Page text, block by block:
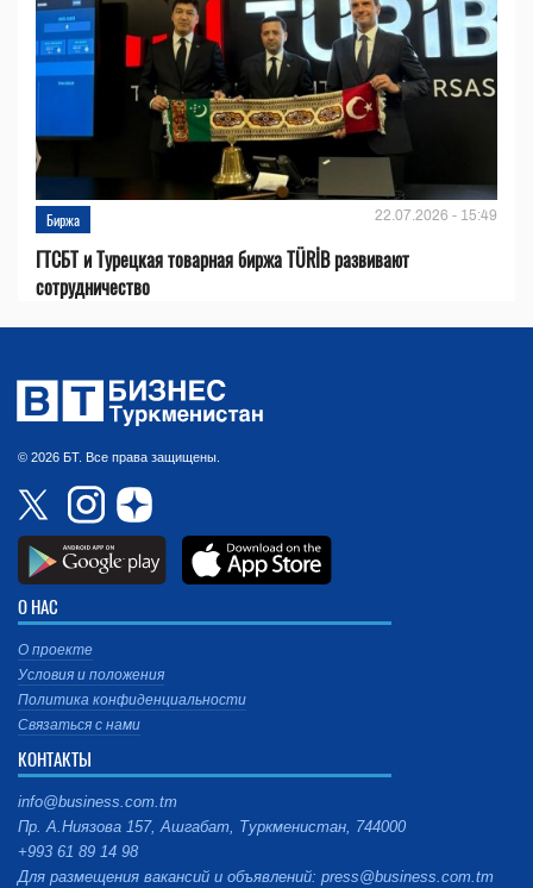
Биржа 22.07.2026 - 15:49
ГТСБТ и Турецкая товарная биржа TÜRİB развивают
сотрудничество
© 2026 БТ. Все права защищены.
О НАС
О проекте
Условия и положения
Политика конфиденциальности
Связаться с нами
КОНТАКТЫ
info@business.com.tm
Пр. А.Ниязова 157, Ашгабат, Туркменистан, 744000
+993 61 89 14 98
Для размещения вакансий и объявлений: press@business.com.tm